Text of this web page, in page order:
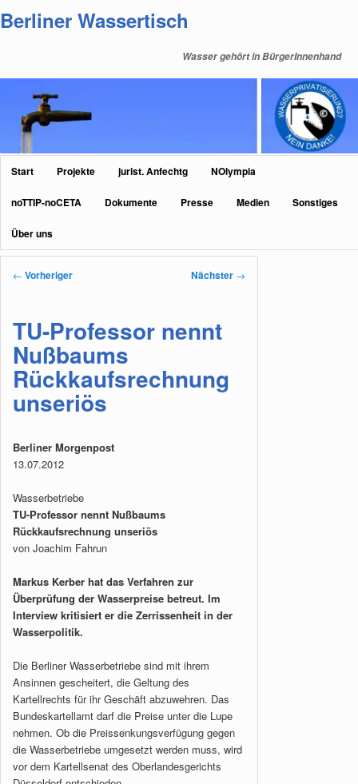
primären
Berliner Wassertisch
Wasser gehört in BürgerInnenhand
Hauptmenü
Start Projekte jurist. Anfechtg NOlympia
noTTIP-noCETA Dokumente Presse Medien Sonstiges
Über uns
Beitragsnavigation
← Vorheriger Nächster →
TU-Professor nennt
Nußbaums
Rückkaufsrechnung
unseriös
Berliner Morgenpost
13.07.2012
Wasserbetriebe
TU-Professor nennt Nußbaums
Rückkaufsrechnung unseriös
von Joachim Fahrun
Markus Kerber hat das Verfahren zur
Überprüfung der Wasserpreise betreut. Im
Interview kritisiert er die Zerrissenheit in der
Wasserpolitik.
Die Berliner Wasserbetriebe sind mit ihrem
Ansinnen gescheitert, die Geltung des
Kartellrechts für ihr Geschäft abzuwehren. Das
Bundeskartellamt darf die Preise unter die Lupe
nehmen. Ob die Preissenkungsverfügung gegen
die Wasserbetriebe umgesetzt werden muss, wird
vor dem Kartellsenat des Oberlandesgerichts